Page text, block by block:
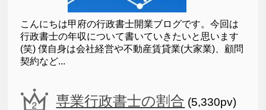
こんにちは甲府の行政書士開業ブログです。今回は
行政書士の年収について書いていきたいと思います
(笑) 僕自身は会社経営や不動産賃貸業(大家業)、顧問
契約など...
専業行政書士の割合 (5,330pv)